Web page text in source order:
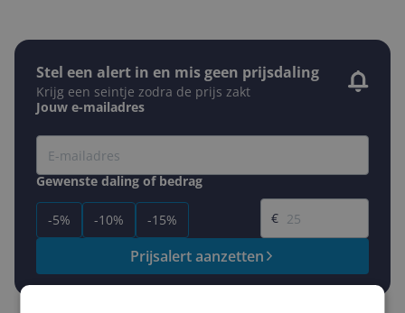
Stel een alert in en mis geen prijsdaling
Krijg een seintje zodra de prijs zakt
Jouw e-mailadres
Gewenste daling of bedrag
-5% -10% -15%
Gewenste prijs
€
Prijsalert aanzetten